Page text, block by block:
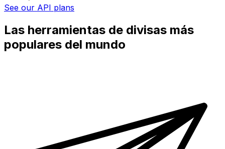
See our API plans
Las herramientas de divisas más
populares del mundo